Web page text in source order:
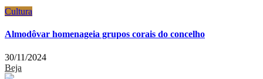
Cultura
Almodôvar homenageia grupos corais do concelho
30/11/2024
Beja